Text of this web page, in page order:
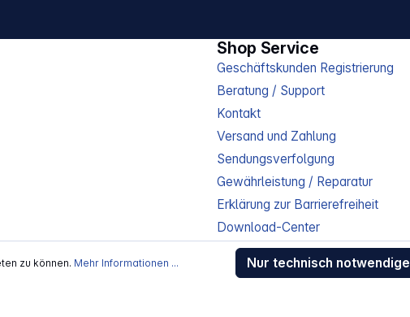
Shop Service
Geschäftskunden Registrierung
Beratung / Support
Kontakt
Versand und Zahlung
Sendungsverfolgung
Gewährleistung / Reparatur
Erklärung zur Barrierefreiheit
Download-Center
Jobs
zu können. Mehr Informationen ... Nur technisch notwendige